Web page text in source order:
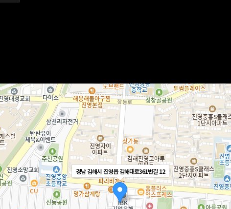
경남 김해시 진영읍 김해대로361번길 12